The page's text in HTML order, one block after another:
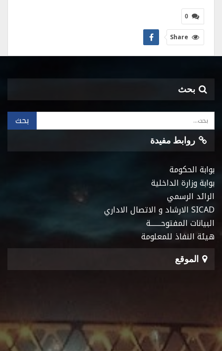
0
Share
بحث
روابط مفيدة
بوابة الحكومة
بوابة وزارة الداخلية
الرائد الرسمي
SICAD الارشاد و الاتصال الاداري
البيانات المفتوحـــــــة
هيئة النفاذ للمعلومة
الموقع